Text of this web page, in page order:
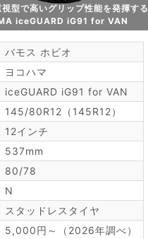
型で高いグリップ性能を発揮する
iceGUARD iG91 for VAN
バモス ホビオ
ヨコハマ
iceGUARD iG91 for VAN
145/80R12（145R12）
12インチ
537mm
80/78
N
スタッドレスタイヤ
5,000円～（2026年調べ）